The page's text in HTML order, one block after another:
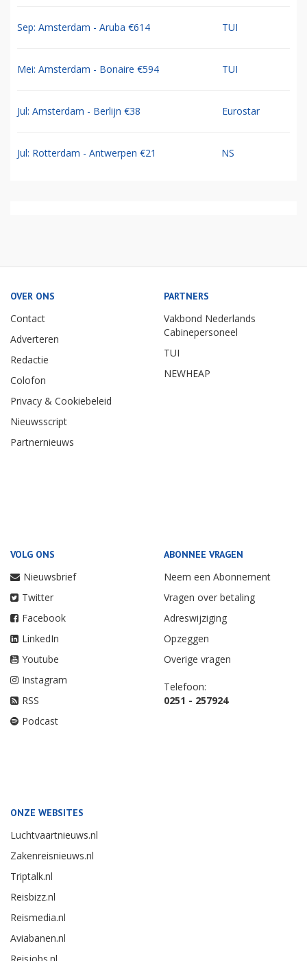
Sep: Amsterdam - Aruba €614 TUI
Mei: Amsterdam - Bonaire €594 TUI
Jul: Amsterdam - Berlijn €38 Eurostar
Jul: Rotterdam - Antwerpen €21 NS
OVER ONS
Contact
Adverteren
Redactie
Colofon
Privacy & Cookiebeleid
Nieuwsscript
Partnernieuws
PARTNERS
Vakbond Nederlands
Cabinepersoneel
TUI
NEWHEAP
VOLG ONS
Nieuwsbrief
Twitter
Facebook
LinkedIn
Youtube
Instagram
RSS
Podcast
ABONNEE VRAGEN
Neem een Abonnement
Vragen over betaling
Adreswijziging
Opzeggen
Overige vragen
Telefoon:
0251 - 257924
ONZE WEBSITES
Luchtvaartnieuws.nl
Zakenreisnieuws.nl
Triptalk.nl
Reisbizz.nl
Reismedia.nl
Aviabanen.nl